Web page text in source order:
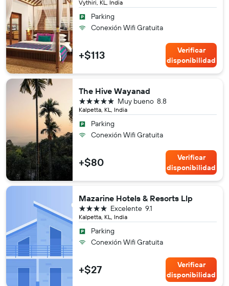
Vythiri, KL, India
Parking
Conexión Wifi Gratuita
+$113
Verificar
disponibilidad
The Hive Wayanad
Kalpetta, KL, India
8.8
Muy bueno
5 estrellas
Parking
Conexión Wifi Gratuita
+$80
Verificar
disponibilidad
Mazarine Hotels & Resorts Llp
Kalpetta, KL, India
9.1
Excelente
4 estrellas
Parking
Conexión Wifi Gratuita
+$27
Verificar
disponibilidad